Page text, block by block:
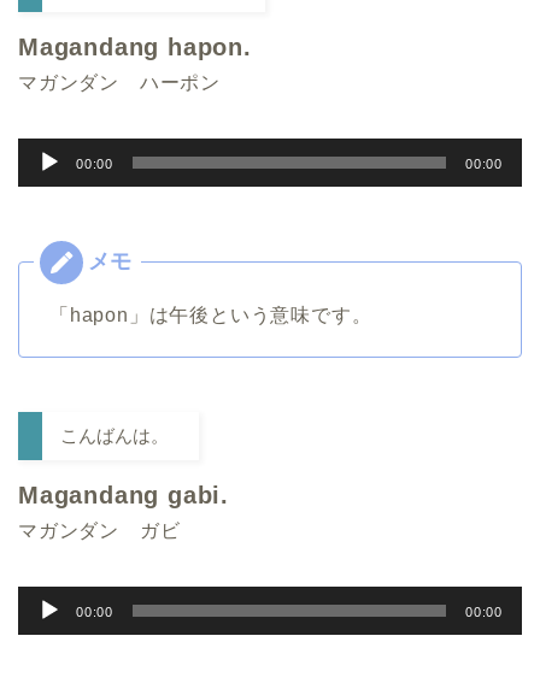
Magandang hapon.
マガンダン ハーポン
声
ー
00:00 00:00
「hapon」は午後という意味です。
こんばんは。
Magandang gabi.
マガンダン ガビ
声
00:00 00:00